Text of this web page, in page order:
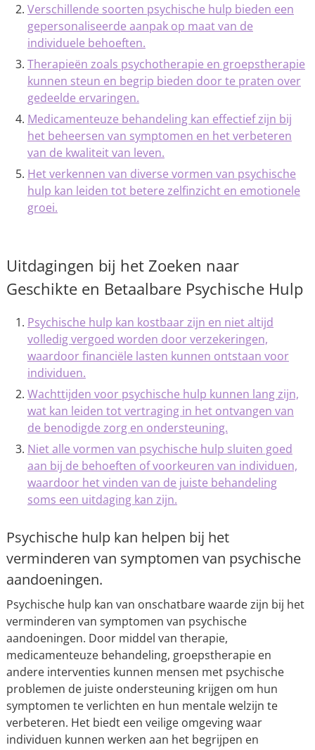
Verschillende soorten psychische hulp bieden een
gepersonaliseerde aanpak op maat van de
individuele behoeften.
Therapieën zoals psychotherapie en groepstherapie
kunnen steun en begrip bieden door te praten over
gedeelde ervaringen.
Medicamenteuze behandeling kan effectief zijn bij
het beheersen van symptomen en het verbeteren
van de kwaliteit van leven.
Het verkennen van diverse vormen van psychische
hulp kan leiden tot betere zelfinzicht en emotionele
groei.
Uitdagingen bij het Zoeken naar
Geschikte en Betaalbare Psychische Hulp
Psychische hulp kan kostbaar zijn en niet altijd
volledig vergoed worden door verzekeringen,
waardoor financiële lasten kunnen ontstaan voor
individuen.
Wachttijden voor psychische hulp kunnen lang zijn,
wat kan leiden tot vertraging in het ontvangen van
de benodigde zorg en ondersteuning.
Niet alle vormen van psychische hulp sluiten goed
aan bij de behoeften of voorkeuren van individuen,
waardoor het vinden van de juiste behandeling
soms een uitdaging kan zijn.
Psychische hulp kan helpen bij het
verminderen van symptomen van psychische
aandoeningen.
Psychische hulp kan van onschatbare waarde zijn bij het
verminderen van symptomen van psychische
aandoeningen. Door middel van therapie,
medicamenteuze behandeling, groepstherapie en
andere interventies kunnen mensen met psychische
problemen de juiste ondersteuning krijgen om hun
symptomen te verlichten en hun mentale welzijn te
verbeteren. Het biedt een veilige omgeving waar
individuen kunnen werken aan het begrijpen en